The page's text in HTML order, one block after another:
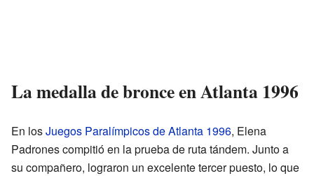
La medalla de bronce en Atlanta 1996
En losJuegos Paralímpicos de Atlanta 1996, Elena
Padrones compitió en la prueba de ruta tándem. Junto a
su compañero, lograron un excelente tercer puesto, lo que